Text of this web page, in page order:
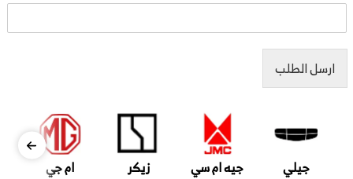
ارسل الطلب
جيلي جيه ام سي زيكر ام جي